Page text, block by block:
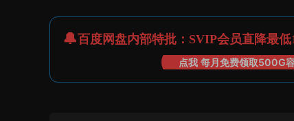
百度网盘内部特批：SVIP会员直降最低
点我 每月免费领取500G